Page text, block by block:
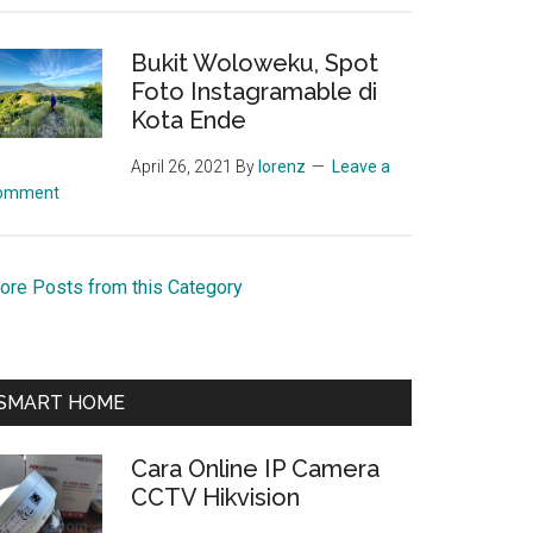
Bukit Woloweku, Spot
Foto Instagramable di
Kota Ende
April 26, 2021 By lorenz
Leave a
Posts from this Category
HOME
Cara Online IP Camera
CCTV Hikvision